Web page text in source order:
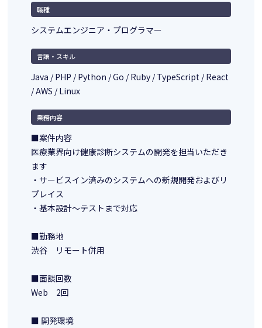
職種
システムエンジニア・プログラマー
言語・スキル
Java / PHP / Python / Go / Ruby / TypeScript / React
/ AWS / Linux
業務内容
■案件内容
医療業界向け健康診断システムの開発を担当いただき
ます
・サービスイン済みのシステムへの新規開発およびリ
プレイス
・基本設計〜テストまで対応
■勤務地
渋谷 リモート併用
■面談回数
Web 2回
■ 開発環境